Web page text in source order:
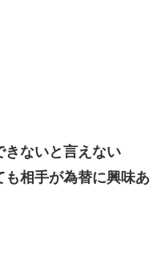
きないと言えない
相手が為替に興味あ